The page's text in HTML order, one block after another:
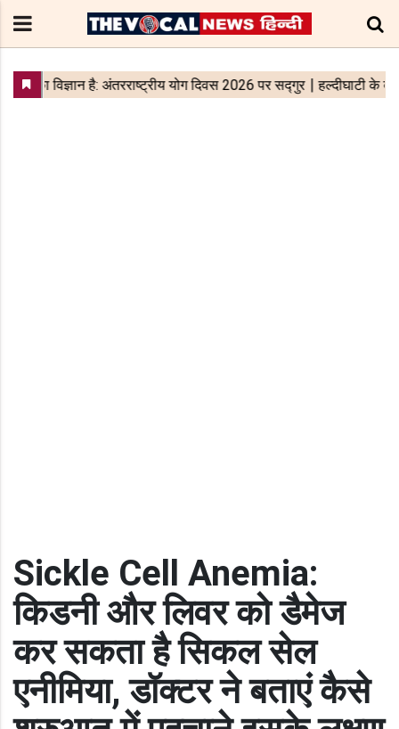
Sickle Cell Anemia:
किडनी और लिवर को डैमेज
कर सकता है सिकल सेल
एनीमिया, डॉक्टर ने बताएं कैसे